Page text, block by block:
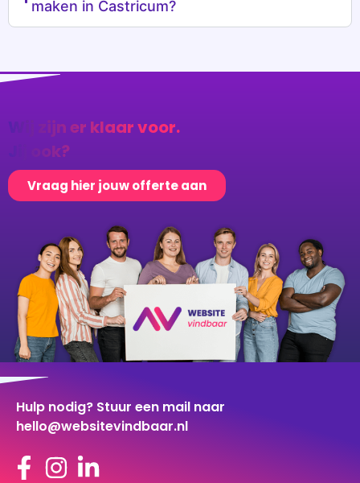
Wij zijn er klaar voor.
Vraag hier jouw offerte aan
Hulp nodig? Stuur een mail naar
hello@websitevindbaar.nl